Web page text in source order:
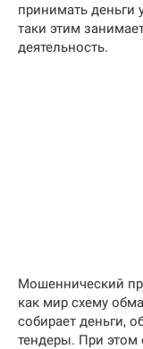
принимать деньги
таки этим
деятельность.
Мошеннический
как мир схему
собирает деньги,
тендеры. При этом